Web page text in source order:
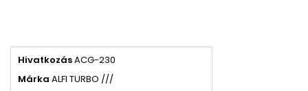
HivatkozásACG-230
Márka ALFI TURBO ///